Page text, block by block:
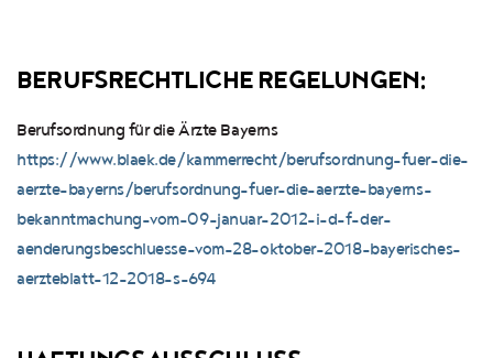
BERUFSRECHTLICHE REGELUNGEN:
Berufsordnung für die Ärzte Bayerns
https://www.blaek.de/kammerrecht/berufsordnung-fuer-die-
aerzte-bayerns/berufsordnung-fuer-die-aerzte-bayerns-
bekanntmachung-vom-09-januar-2012-i-d-f-der-
aenderungsbeschluesse-vom-28-oktober-2018-bayerisches-
aerzteblatt-12-2018-s-694